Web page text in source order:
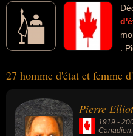
:
Garon, Sylvie Roy, Nick
domaines de la politique, de
télévision, de la justice ou du
également avoir été député,
27 homme d'état et femme
Pierre
1919 -
Canadien